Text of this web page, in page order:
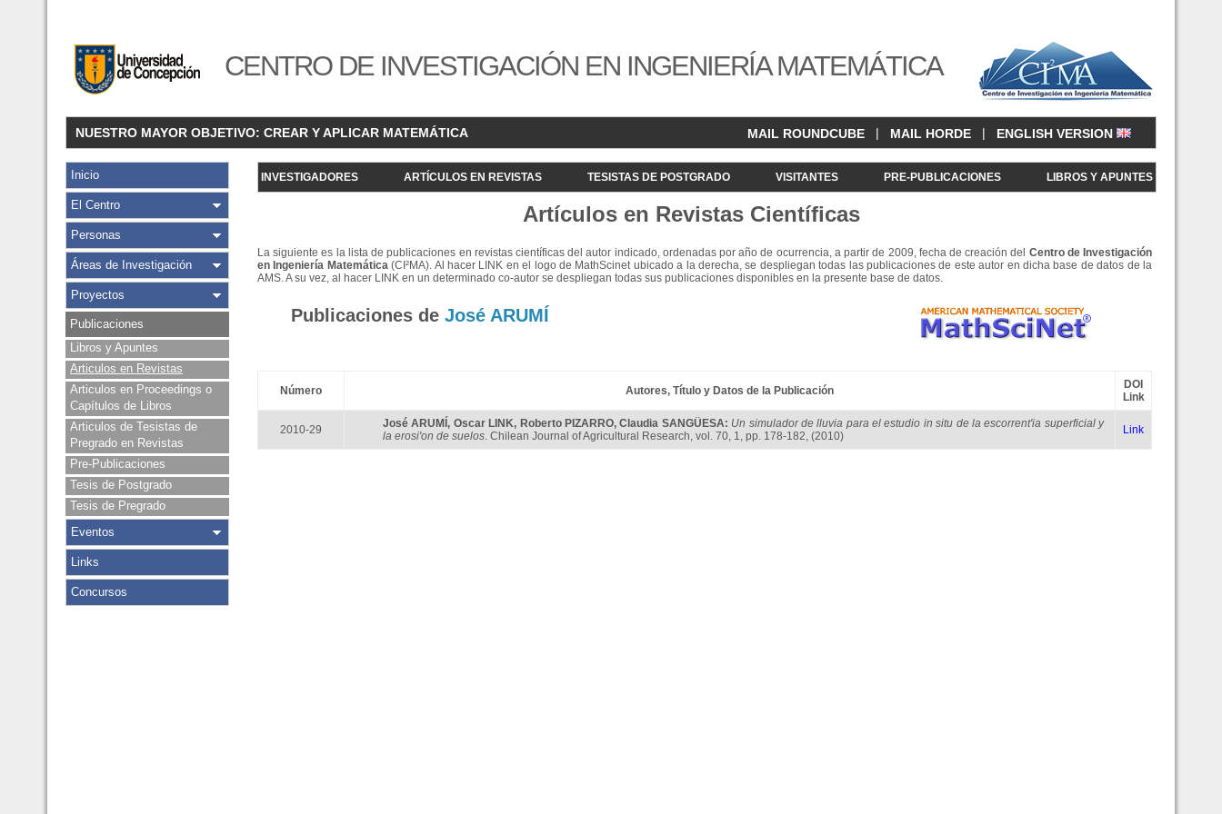
CENTRO DE INVESTIGACIÓN EN INGENIERÍA MATEMÁTICA
NUESTRO MAYOR OBJETIVO: CREAR Y APLICAR MATEMÁTICA MAIL ROUNDCUBE | MAIL HORDE | ENGLISH VERSION
Inicio
El Centro
Personas
Áreas de Investigación
Proyectos
Publicaciones
Libros y Apuntes
Articulos en Revistas
Articulos en Proceedings o
Capítulos de Libros
Articulos de Tesistas de
Pregrado en Revistas
Pre-Publicaciones
Tesis de Postgrado
Tesis de Pregrado
Eventos
Links
Concursos
INVESTIGADORES ARTÍCULOS EN REVISTAS TESISTAS DE POSTGRADO VISITANTES PRE-PUBLICACIONES LIBROS Y APUNTES
Artículos en Revistas Científicas
La siguiente es la lista de publicaciones en revistas científicas del autor indicado, ordenadas por año de ocurrencia, a partir de 2009, fecha de creación del Centro de Investigación
en Ingeniería Matemática(CI²MA). Al hacer LINK en el logo de MathScinet ubicado a la derecha, se despliegan todas las publicaciones de este autor en dicha base de datos de la
AMS. A su vez, al hacer LINK en un determinado co-autor se despliegan todas sus publicaciones disponibles en la presente base de datos.
Publicaciones de José ARUMÍ
Número Autores, Título y Datos de la Publicación
DOI
Link
2010-29 José ARUMÍ , Oscar LINK, Roberto PIZARRO,Claudia SANGÜESA: Un simulador de lluvia para el estudio in situ de la escorrent'ia superficial y
la erosi'on de suelos. Chilean Journal of Agricultural Research, vol. 70, 1, pp. 178-182, (2010) Link